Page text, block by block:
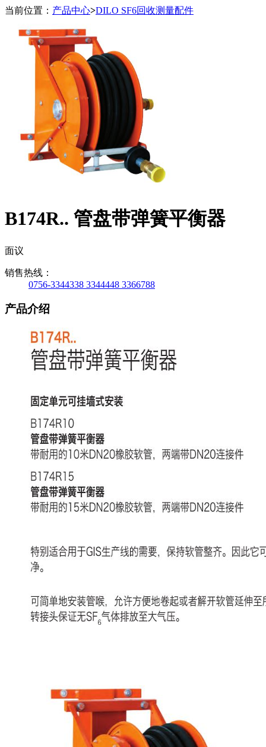
当前位置： 产品中心>DILO SF6回收测量配件
B174R.. 管盘带弹簧平衡器
面议
销售热线：
0756-3344338 3344448 3366788
产品介绍